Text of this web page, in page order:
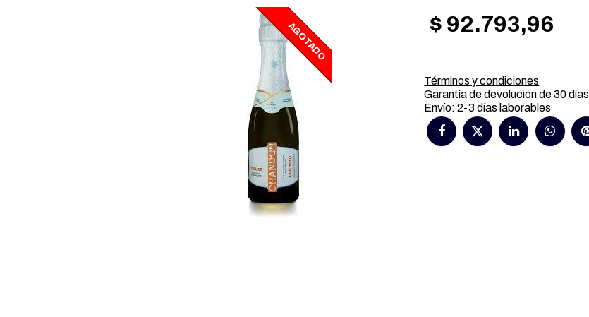
AGOTADO
$ 92.793,96
Términos y condiciones
Garantía de devolución de 30 días
Envío: 2-3 días laborables